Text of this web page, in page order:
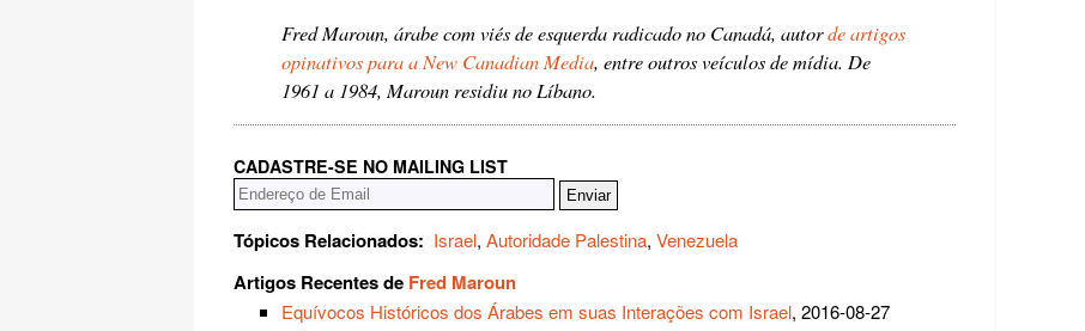
Fred Maroun, árabe com viés de esquerda radicado no Canadá, autorde artigos
opinativos para a New Canadian Media, entre outros veículos de mídia. De
1961 a 1984, Maroun residiu no Líbano.
CADASTRE-SE NO MAILING LIST
Tópicos Relacionados: Israel, Autoridade Palestina, Venezuela
Artigos Recentes de Fred Maroun
Equívocos Históricos dos Árabes em suas Interações com Israel, 2016-08-27